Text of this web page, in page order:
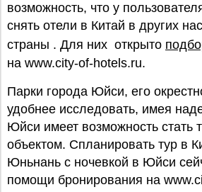
возможность, что у
снять отели в Китай в других
страны . Для них открыто
на www.city-of-hotels.ru.
Парки города Юйси, его
удобнее исследовать, имея
Юйси имеет возможность стать
объектом. Спланировать тур в
Юньнань с ночевкой в Юйси
помощи бронирования на